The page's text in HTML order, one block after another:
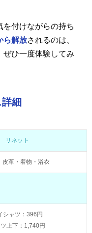
付けながらの持ち
ら解放されるのは、
ぜひ一度体験してみ
細
リネット
皮革・着物・浴衣
シャツ：396円
上下：1,740円